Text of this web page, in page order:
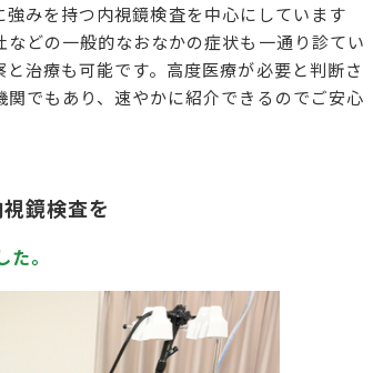
強みを持つ内視鏡検査を中心にしています
どの一般的なおなかの症状も一通り診てい
治療も可能です。高度医療が必要と判断さ
でもあり、速やかに紹介できるのでご安心
鏡検査を
。